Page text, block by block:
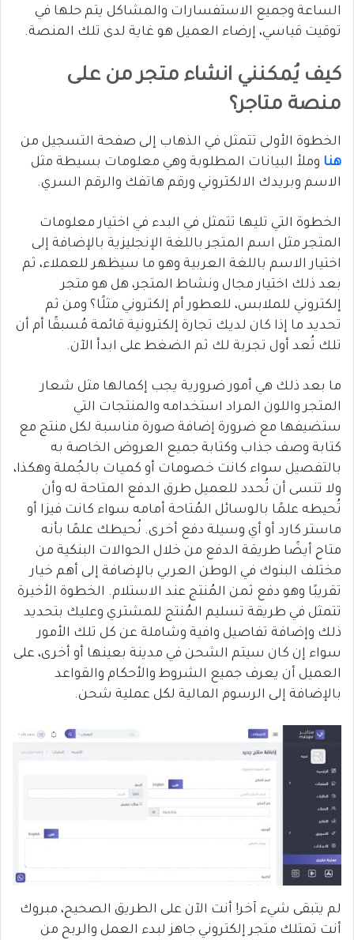
الساعة وجميع الاستفسارات والمشاكل يتم حلها في
توقيت قياسي، إرضاء العميل هو غاية لدى تلك المنصة.
كيف يُمكنني انشاء متجر من على
منصة متاجر؟
الخطوة الأولى تتمثل في الذهاب إلى صفحة التسجيل من
هنا وملأ البيانات المطلوبة وهي معلومات بسيطة مثل
الاسم وبريدك الالكتروني ورقم هاتفك والرقم السري.
الخطوة التي تليها تتمثل في البدء في اختيار معلومات
المتجر مثل اسم المتجر باللغة الإنجليزية بالإضافة إلى
اختيار الاسم باللغة العربية وهو ما سيظهر للعملاء، ثم
بعد ذلك اختيار مجال ونشاط المتجر، هل هو متجر
إلكتروني للملابس، للعطور أم إلكتروني مثلًا؟ ومن ثم
تحديد ما إذا كان لديك تجارة إلكترونية قائمة مُسبقًا أم أن
تلك تُعد أول تجربة لك ثم الضغط على ابدأ الآن.
ما بعد ذلك هي أمور ضرورية يجب إكمالها مثل شعار
المتجر واللون المراد استخدامه والمنتجات التي
ستضيفها مع ضرورة إضافة صورة مناسبة لكل منتج مع
كتابة وصف جذاب وكتابة جميع العروض الخاصة به
بالتفصيل سواء كانت خصومات أو كميات بالجُملة وهكذا،
ولا تنسى أن تُحدد للعميل طرق الدفع المتاحة له وأن
تُحيطه علمًا بالوسائل المُتاحة أمامه سواء كانت فيزا أو
ماستر كارد أو أي وسيلة دفع أخرى. نُحيطك علمًا بأنه
متاح أيضًا طريقة الدفع من خلال الحوالات البنكية من
مختلف البنوك في الوطن العربي بالإضافة إلى أهم خيار
تقريبًا وهو دفع ثمن المُنتج عند الاستلام. الخطوة الأخيرة
تتمثل في طريقة تسليم المُنتج للمشتري وعليك بتحديد
ذلك وإضافة تفاصيل وافية وشاملة عن كل تلك الأمور
سواء إن كان سيتم الشحن في مدينة بعينها أو أخرى، على
العميل أن يعرف جميع الشروط والأحكام والقواعد
بالإضافة إلى الرسوم المالية لكل عملية شحن.
لم يتبقى شيء آخر! أنت الآن على الطريق الصحيح، مبروك
أنت تمتلك متجر إلكتروني جاهز لبدء العمل والربح من